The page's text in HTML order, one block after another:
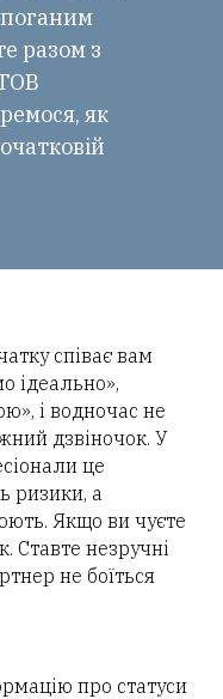
разом з
як
співає вам
ідеально»,
і водночас не
дзвіночок. У
це
ризики, а
Якщо ви чуєте
Ставте незручні
не боїться
про статуси